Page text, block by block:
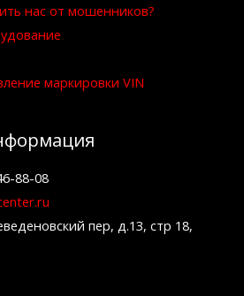
нас от мошенников?
маркировки VIN
88-08
пер, д.13, стр 18,